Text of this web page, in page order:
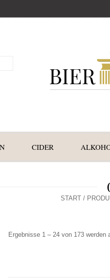
CIDER
START /
Ergebnisse 1 – 24 von 173 werden